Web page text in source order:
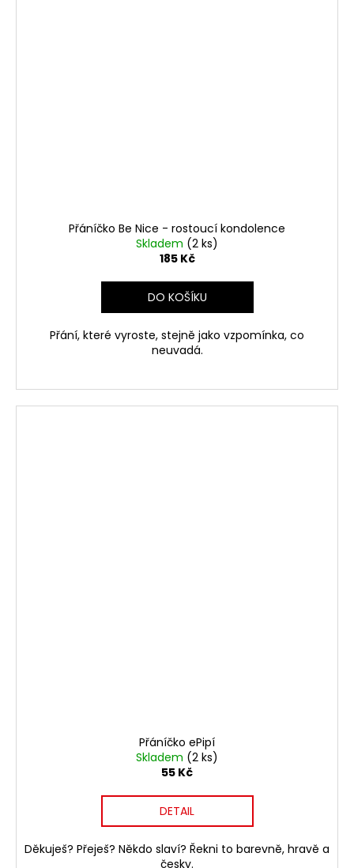
Přáníčko Be Nice - rostoucí kondolence
Skladem (2 ks)
185 Kč
DO KOŠÍKU
Přání, které vyroste, stejně jako vzpomínka, co
neuvadá.
Přáníčko ePipí
Skladem (2 ks)
55 Kč
DETAIL
Děkuješ? Přeješ? Někdo slaví? Řekni to barevně, hravě a
česky.